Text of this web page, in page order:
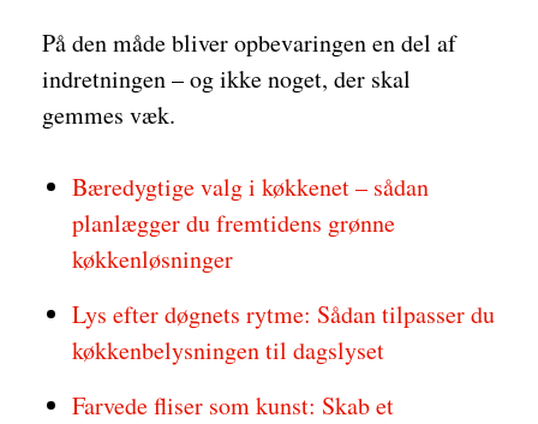
På den måde bliver opbevaringen en del af
indretningen – og ikke noget, der skal
gemmes væk.
Bæredygtige valg i køkkenet – sådan
planlægger du fremtidens grønne
køkkenløsninger
Lys efter døgnets rytme: Sådan tilpasser du
køkkenbelysningen til dagslyset
Farvede fliser som kunst: Skab et